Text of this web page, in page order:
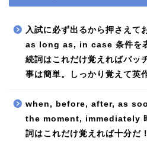
入試に必ず出るから押さえ
as long as, in case 条件を
続詞はこれだけ覚えればバッ
事は簡単。しっかり覚えて英
when, before, after, as
the moment, immediately
詞はこれだけ覚えれば十分だ